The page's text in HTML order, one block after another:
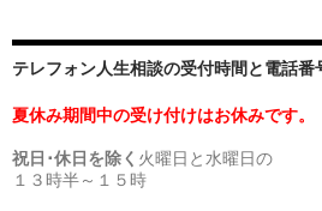
テレフォン人生相談の受付時間と電話番
夏休み期間中の受け付けはお休みです。
祝日･休日を除く 火曜日と水曜日の
１３時半～１５時